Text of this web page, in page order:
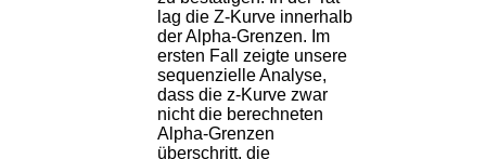
lag die Z-Kurve innerhalb
der Alpha-Grenzen. Im
ersten Fall zeigte unsere
sequenzielle Analyse,
dass die z-Kurve zwar
nicht die berechneten
Alpha-Grenzen
überschritt, die